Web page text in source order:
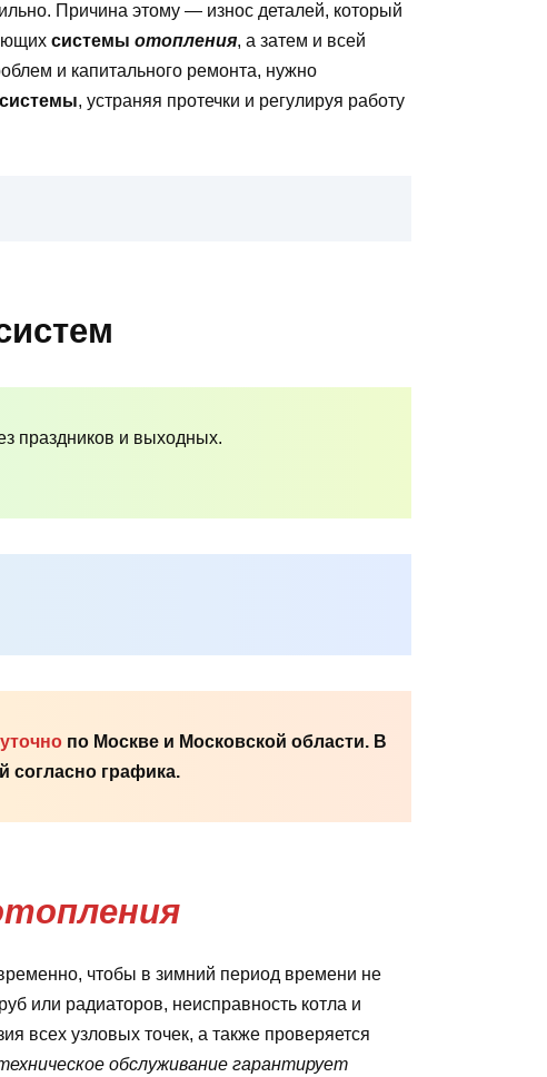
Причина этому — износ деталей, который
системы отопления, а затем и всей
и капитального ремонта, нужно
системы, устраняя протечки и регулируя работу
праздников и выходных.
по Москве и Московской области. В
согласно графика.
чтобы в зимний период времени не
или радиаторов, неисправность котла и
всех узловых точек, а также проверяется
обслуживание гарантирует